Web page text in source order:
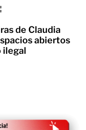
de Claudia
abiertos
ilegal